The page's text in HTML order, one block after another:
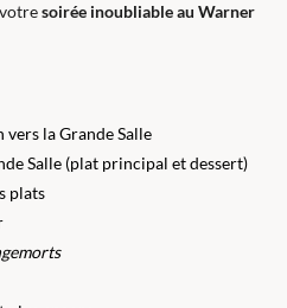
soirée inoubliable au Warner
la Grande Salle
Salle (plat principal et dessert)
plats